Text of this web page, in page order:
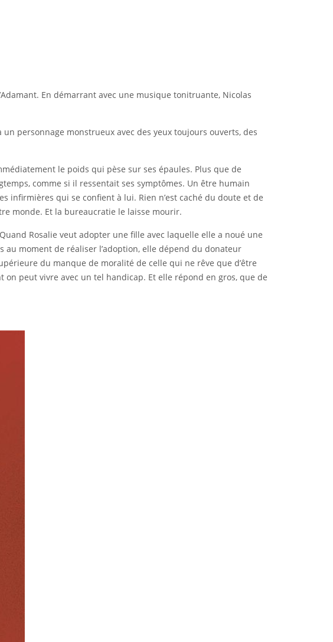
En démarrant avec une musique tonitruante, Nicolas
personnage monstrueux avec des yeux toujours ouverts, des
le poids qui pèse sur ses épaules. Plus que de
comme si il ressentait ses symptômes. Un être humain
infirmières qui se confient à lui. Rien n’est caché du doute et de
monde. Et la bureaucratie le laisse mourir.
Rosalie veut adopter une fille avec laquelle elle a noué une
moment de réaliser l’adoption, elle dépend du donateur
du manque de moralité de celle qui ne rêve que d’être
peut vivre avec un tel handicap. Et elle répond en gros, que de